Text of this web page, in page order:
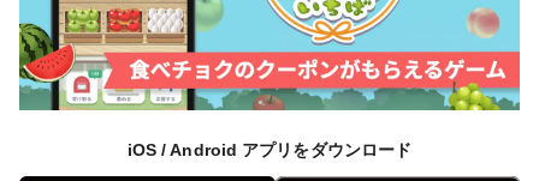
iOS / Android アプリをダウンロード